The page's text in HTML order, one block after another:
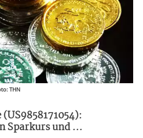
THN
Sparkurs und ...